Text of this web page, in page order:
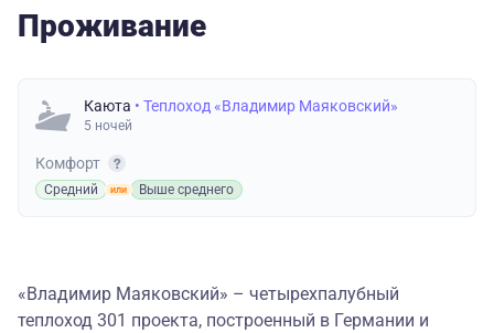
Проживание
Каюта • Теплоход «Владимир Маяковский»
5 ночей
Комфорт
Средний Выше среднего
«Владимир Маяковский» – четырехпалубный
теплоход 301 проекта, построенный в Германии и